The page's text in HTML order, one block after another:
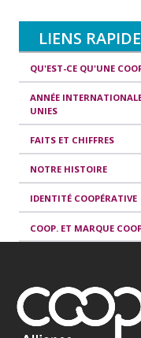
LIENS
QU'EST-CE QU'UNE
ANNÉE
UNIES
FAITS ET CHIFFRES
NOTRE HISTOIRE
IDENTITÉ COOPÉRATIVE
COOP. ET MARQUE